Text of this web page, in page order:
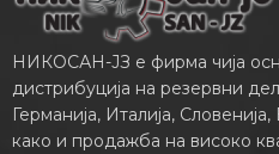
НИКОСАН-ЈЗ е фирма чија
дистрибуција на резервни
Германија, Италија,
како и продажба на високо